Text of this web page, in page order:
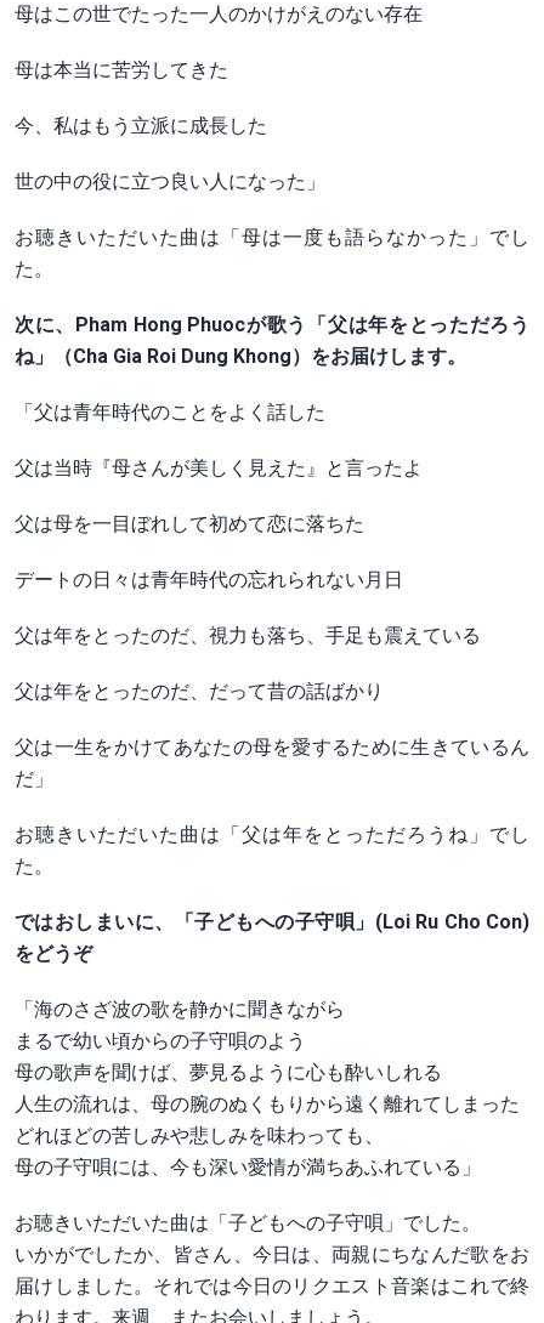
母はこの世でたった一人のかけがえのない存在
母は本当に苦労してきた
今、私はもう立派に成長した
世の中の役に立つ良い人になった」
お聴きいただいた曲は「母は一度も語らなかった」でし
た。
次に、Pham Hong Phuocが歌う「父は年をとっただろう
ね」（Cha Gia Roi Dung Khong）をお届けします。
「父は青年時代のことをよく話した
父は当時『母さんが美しく見えた』と言ったよ
父は母を一目ぼれして初めて恋に落ちた
デートの日々は青年時代の忘れられない月日
父は年をとったのだ、視力も落ち、手足も震えている
父は年をとったのだ、だって昔の話ばかり
父は一生をかけてあなたの母を愛するために生きているん
だ」
お聴きいただいた曲は「父は年をとっただろうね」でし
た。
ではおしまいに、「子どもへの子守唄」(Loi Ru Cho Con)
をどうぞ
「海のさざ波の歌を静かに聞きながら
まるで幼い頃からの子守唄のよう
母の歌声を聞けば、夢見るように心も酔いしれる
人生の流れは、母の腕のぬくもりから遠く離れてしまった
どれほどの苦しみや悲しみを味わっても、
母の子守唄には、今も深い愛情が満ちあふれている」
お聴きいただいた曲は「子どもへの子守唄」でした。
いかがでしたか、皆さん、今日は、両親にちなんだ歌をお
届けしました。それでは今日のリクエスト音楽はこれで終
わります。来週、またお会いしましょう。